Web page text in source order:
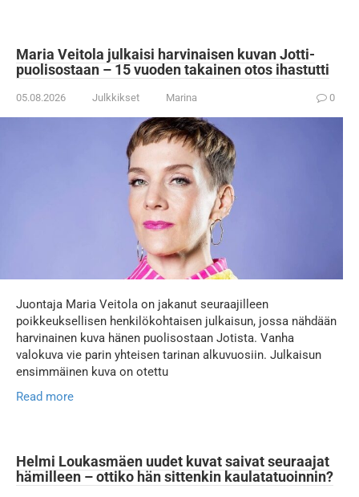
Maria Veitola julkaisi harvinaisen kuvan Jotti-
puolisostaan – 15 vuoden takainen otos ihastutti
05.08.2026 Julkkikset Marina 0
Juontaja Maria Veitola on jakanut seuraajilleen
poikkeuksellisen henkilökohtaisen julkaisun, jossa nähdään
harvinainen kuva hänen puolisostaan Jotista. Vanha
valokuva vie parin yhteisen tarinan alkuvuosiin. Julkaisun
ensimmäinen kuva on otettu
Read more
Helmi Loukasmäen uudet kuvat saivat seuraajat
hämilleen – ottiko hän sittenkin kaulatatuoinnin?